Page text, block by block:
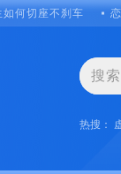
如何切座不刹车
热搜：